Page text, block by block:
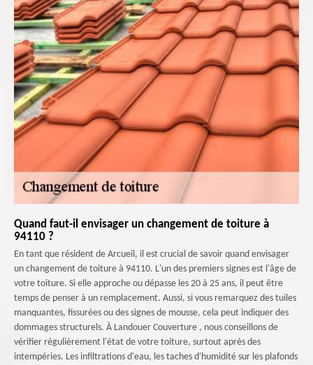
Quand faut-il envisager un changement de toiture à
94110 ?
En tant que résident de Arcueil, il est crucial de savoir quand envisager
un changement de toiture à 94110. L'un des premiers signes est l'âge de
votre toiture. Si elle approche ou dépasse les 20 à 25 ans, il peut être
temps de penser à un remplacement. Aussi, si vous remarquez des tuiles
manquantes, fissurées ou des signes de mousse, cela peut indiquer des
dommages structurels. À Landouer Couverture , nous conseillons de
vérifier régulièrement l'état de votre toiture, surtout après des
intempéries. Les infiltrations d'eau, les taches d'humidité sur les plafonds